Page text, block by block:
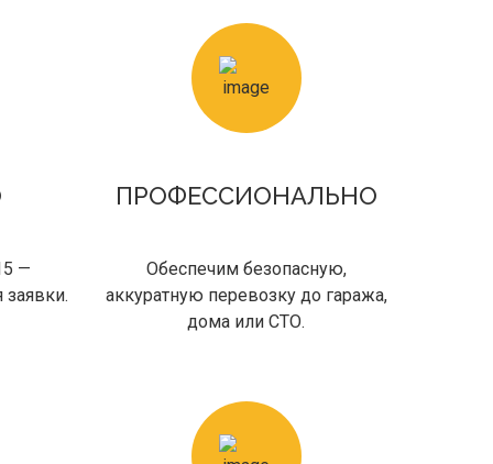
—
ПРОФЕССИОНАЛЬНО
Обеспечим безопасную,
аккуратную перевозку до гаража,
дома или СТО.